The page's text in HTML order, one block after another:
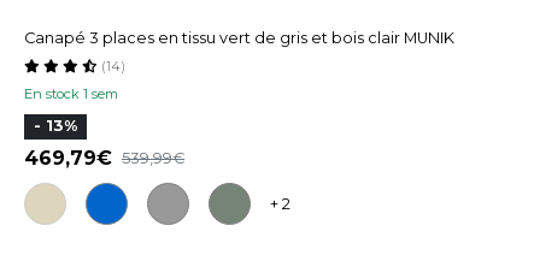
Canapé 3 places en tissu vert de gris et bois clair MUNIK
En stock 1 sem
(14)
- 13%
469,79 539,99
+ 2